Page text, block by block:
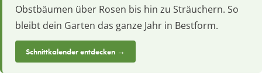
Obstbäumen über Rosen bis hin zu Sträuchern. So
bleibt dein Garten das ganze Jahr in Bestform.
Schnittkalender entdecken →